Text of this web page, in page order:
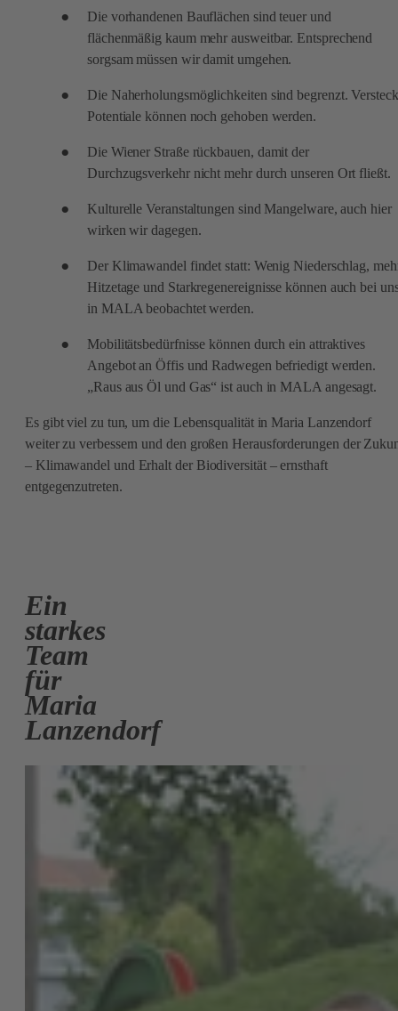
Die vorhandenen Bauflächen sind teuer und
flächenmäßig kaum mehr ausweitbar. Entsprechend
sorgsam müssen wir damit umgehen.
Die Naherholungsmöglichkeiten sind begrenzt.
Potentiale können noch gehoben werden.
Die Wiener Straße rückbauen, damit der
Durchzugsverkehr nicht mehr durch unseren Ort fließt.
Kulturelle Veranstaltungen sind Mangelware, auch hier
wirken wir dagegen.
Der Klimawandel findet statt: Wenig Niederschlag,
Hitzetage und Starkregenereignisse können auch bei
in MALA beobachtet werden.
Mobilitätsbedürfnisse können durch ein attraktives
Angebot an Öffis und Radwegen befriedigt werden.
„Raus aus Öl und Gas“ ist auch in MALA angesagt.
Es gibt viel zu tun, um die Lebensqualität in Maria Lanzendorf
weiter zu verbessern und den großen Herausforderungen der
– Klimawandel und Erhalt der Biodiversität – ernsthaft
entgegenzutreten.
Ein
starkes
Team
für
Maria
Lanzendorf